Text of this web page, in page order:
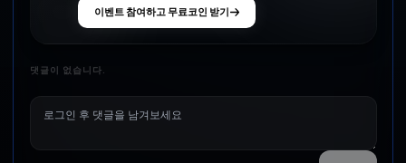
이벤트 참여하고 무료코인 받기
댓글이 없습니다.